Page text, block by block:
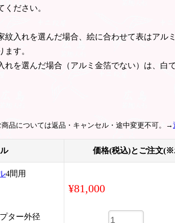
ください。
紋入れを選んだ場合、絵に合わせて表はアル
ます。
れを選んだ場合（アルミ金箔でない）は、白
品については返品・キャンセル・途中変更不可。→
価格(税込)とご注文
4間用
ター外径
¥81,000